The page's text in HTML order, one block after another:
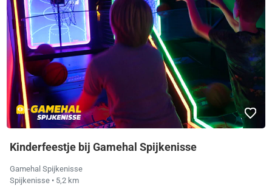
Kinderfeestje bij Gamehal Spijkenisse
Gamehal Spijkenisse
Spijkenisse • 5,2 km